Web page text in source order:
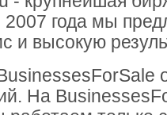
года мы
и высокую
На